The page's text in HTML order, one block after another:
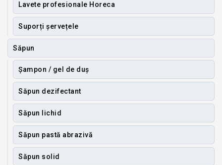
Lavete profesionale Horeca
Suporți șervețele
Săpun
Șampon / gel de duș
Săpun dezifectant
Săpun lichid
Săpun pastă abrazivă
Săpun solid